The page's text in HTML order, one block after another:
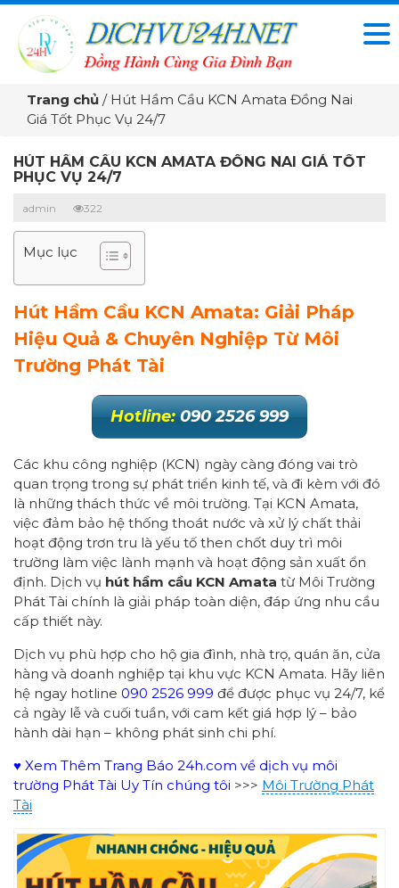
Trang chủ / Hút Hầm Cầu KCN Amata Đồng Nai
Giá Tốt Phục Vụ 24/7
HÚT HẦM CẦU KCN AMATA ĐỒNG NAI GIÁ TỐT
PHỤC VỤ 24/7
admin 322
Mục lục
Hút Hầm Cầu KCN Amata: Giải Pháp
Hiệu Quả & Chuyên Nghiệp Từ Môi
Trường Phát Tài
Hotline: 090 2526 999
Các khu công nghiệp (KCN) ngày càng đóng vai trò
quan trọng trong sự phát triển kinh tế, và đi kèm với đó
là những thách thức về môi trường. Tại KCN Amata,
việc đảm bảo hệ thống thoát nước và xử lý chất thải
hoạt động trơn tru là yếu tố then chốt duy trì môi
trường làm việc lành mạnh và hoạt động sản xuất ổn
định. Dịch vụ hút hầm cầu KCN Amata từ Môi Trường
Phát Tài chính là giải pháp toàn diện, đáp ứng nhu cầu
cấp thiết này.
Dịch vụ phù hợp cho hộ gia đình, nhà trọ, quán ăn, cửa
hàng và doanh nghiệp tại khu vực KCN Amata. Hãy liên
hệ ngay hotline 090 2526 999 để được phục vụ 24/7, kể
cả ngày lễ và cuối tuần, với cam kết giá hợp lý – bảo
hành dài hạn – không phát sinh chi phí.
♥ Xem Thêm Trang Báo 24h.com về dịch vụ môi
trường Phát Tài Uy Tín chúng tôi >>> Môi Trường Phát
Tài